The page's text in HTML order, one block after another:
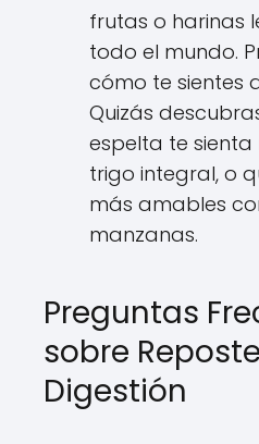
frutas o harinas
todo el mundo.
cómo te sientes
Quizás
espelta te
trigo integral, o
más amables
manzanas.
Preguntas
sobre
Digestión